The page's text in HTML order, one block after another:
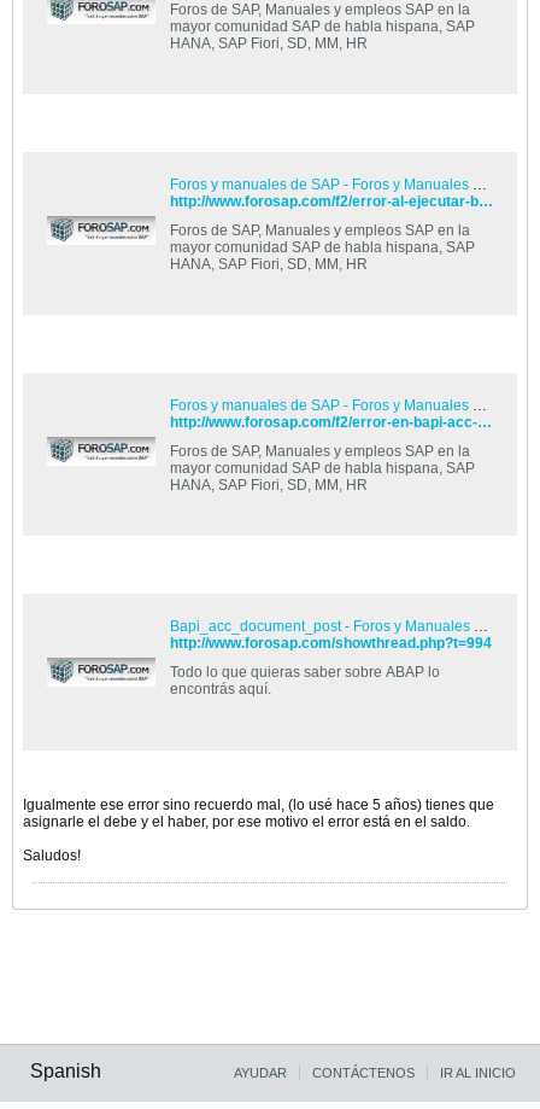
Foros de SAP, Manuales y empleos SAP en la
mayor comunidad SAP de habla hispana, SAP
HANA, SAP Fiori, SD, MM, HR
Foros y manuales de SAP - Foros y Manuales de SAP
http://www.forosap.com/f2/error-al-ejecutar-bapi-bapi-acc-t3084/
Foros de SAP, Manuales y empleos SAP en la
mayor comunidad SAP de habla hispana, SAP
HANA, SAP Fiori, SD, MM, HR
Foros y manuales de SAP - Foros y Manuales de SAP
http://www.forosap.com/f2/error-en-bapi-acc-document-post-t1126/
Foros de SAP, Manuales y empleos SAP en la
mayor comunidad SAP de habla hispana, SAP
HANA, SAP Fiori, SD, MM, HR
Bapi_acc_document_post - Foros y Manuales de SAP
http://www.forosap.com/showthread.php?t=994
Todo lo que quieras saber sobre ABAP lo
encontrás aquí.
Igualmente ese error sino recuerdo mal, (lo usé hace 5 años) tienes que
asignarle el debe y el haber, por ese motivo el error está en el saldo.
Saludos!
Spanish AYUDAR CONTÁCTENOS IR AL INICIO